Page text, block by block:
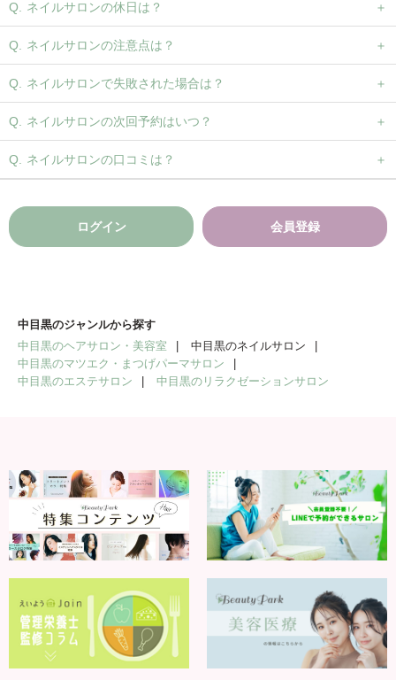
ネイルサロンの休日は？
ネイルサロンの注意点は？
ネイルサロンで失敗された場合は？
ネイルサロンの次回予約はいつ？
ネイルサロンの口コミは？
ログイン 会員登録
中目黒のジャンルから探す
中目黒のヘアサロン・美容室
中目黒のネイルサロン
中目黒のマツエク・まつげパーマサロン
中目黒のエステサロン
中目黒のリラクゼーションサロン